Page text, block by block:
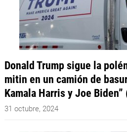
Donald Trump sigue la
mitin en un camión de
Kamala Harris y Joe Biden”
31 octubre, 2024